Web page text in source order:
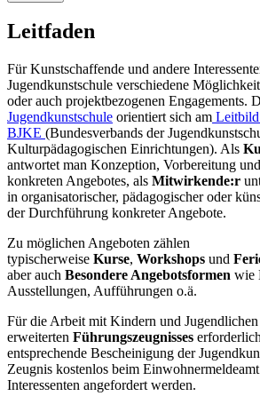
Leitfaden
Für Kunstschaffende und andere
Jugendkunstschule verschiedene
oder auch projektbezogenen Engagements.
Jugendkunstschule orientiert sich am Leitbild
BJKE (Bundesverbands der
Kulturpädagogischen Einrichtungen). Als
antwortet man Konzeption, Vorbereitung
konkreten Angebotes, als Mitwirkende:r
in organisatorischer, pädagogischer oder
der Durchführung konkreter Angebote.
Zu möglichen Angeboten zählen
typischerweise Kurse, Workshops und
aber auch Besondere Angebotsformen wie
Ausstellungen, Aufführungen o.ä.
Für die Arbeit mit Kindern und
erweiterten Führungszeugnisses
entsprechende Bescheinigung der
Zeugnis kostenlos beim
Interes­senten angefordert werden.